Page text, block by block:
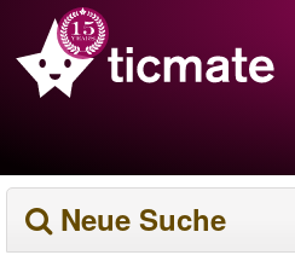
Neue Suche